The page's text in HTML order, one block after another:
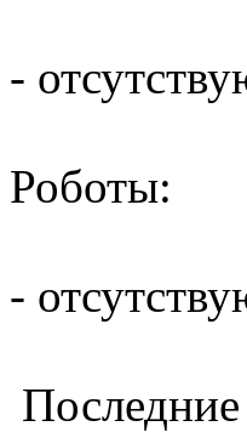
-
Роботы:
-